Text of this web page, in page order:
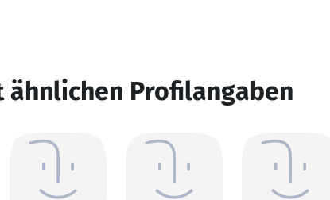
ähnlichen Profilangaben